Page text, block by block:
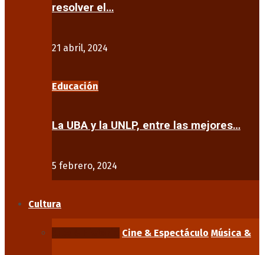
resolver el…
21 abril, 2024
Educación
La UBA y la UNLP, entre las mejores…
5 febrero, 2024
Cultura
Cine & Espectáculo Música &